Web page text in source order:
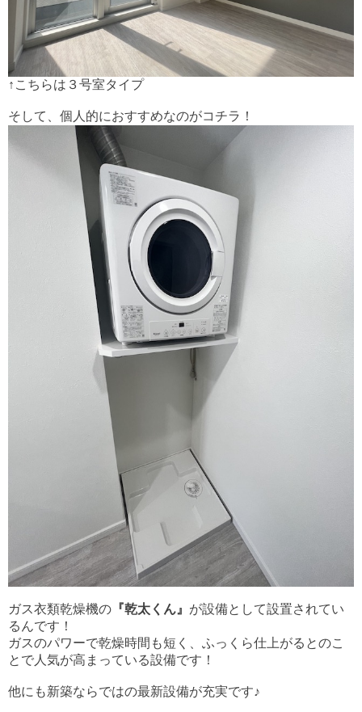
↑こちらは３号室タイプ
そして、個人的におすすめなのがコチラ！
ガス衣類乾燥機の 『乾太くん』 が設備として設置されてい
るんです！
ガスのパワーで乾燥時間も短く、ふっくら仕上がるとのこ
とで人気が高まっている設備です！
他にも新築ならではの最新設備が充実です♪